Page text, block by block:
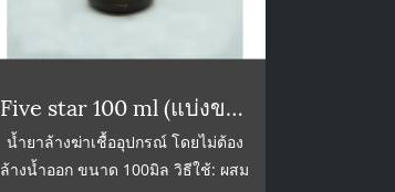
Five star 100 ml (แบ่งขาย)
น้ำยาล้างฆ่าเชื้ออุปกรณ์ โดยไม่ต้อง
ล้างน้ำออก ขนาด 100มิล วิธีใช้: ผสม